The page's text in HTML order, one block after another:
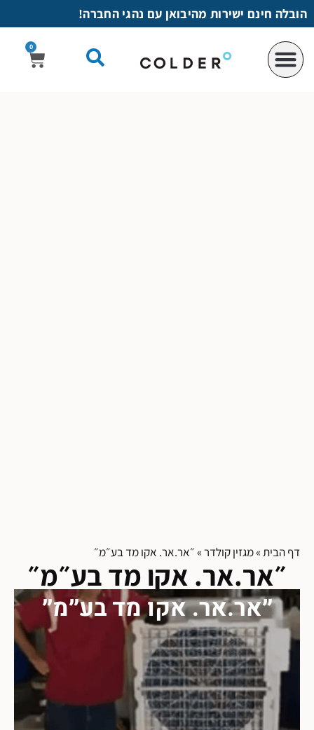
לתוכן
הובלה חינם ישירות מהיבואן עם נהגי החברה!
0
״אר.אר. אקו מד בע״מ״
״אר.אר. אקו מד בע״מ״
דף הבית»מגזין קולדר»״אר.אר. אקו מד בע״מ״